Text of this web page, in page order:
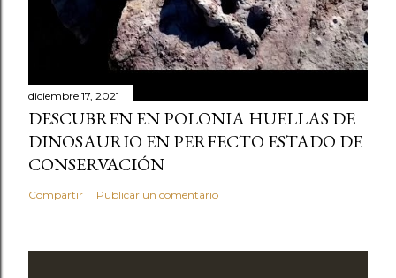
diciembre 17, 2021
DESCUBREN EN POLONIA HUELLAS DE
DINOSAURIO EN PERFECTO ESTADO DE
CONSERVACIÓN
Compartir Publicar un comentario